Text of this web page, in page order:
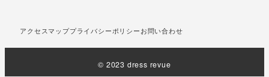
アクセスマッププライバシーポリシーお問い合わせ
© 2023 dress revue